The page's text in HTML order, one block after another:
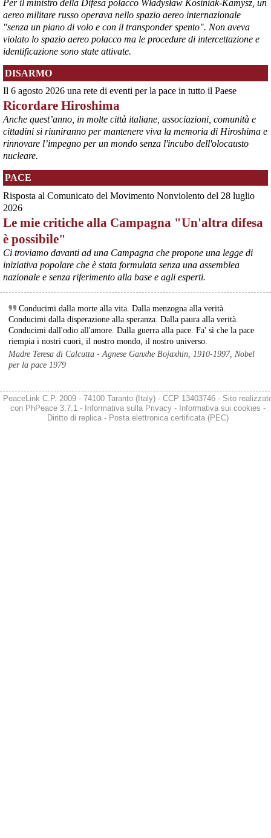
@peacelink - 6/8/2026 21:35
Ultimi cento milioni di euro per l’ex Ilva, poi non saranno più
possibili nuovi aiuti di Stato. Lo ha confermato il ministro Adolfo
Urso durante l’incontro al Mimit con le imprese dell’indotto: la
tranche conclusiva del prestito autorizzato dall’Unione europea
dovrà essere erogata entro il 9 agosto e restituita dal futuro
acquirente.
Fonte: Studio100
#ILVA
@peacelink - 6/8/2026 21:08
Il governatore di Puglia Decaro esce dal vertice al Mimit più
preoccupato di come era entrato, lamentando l’assenza di certezze
sulla procedura di gara e ribadendo la necessità di un ruolo diretto
dello Stato.
Anche il sindaco di Taranto, Bitetti, chiede un piano industriale
chiaro, garanzie sulla salute e strumenti di tutela per i lavoratori
dell’area a freddo. La Provincia parla di un tavolo “senza decisioni”.
Fonte: Cronache Tarantine
#ILVA
@peacelink - 6/8/2026 21:08
cronachetarantine.it/index.php
Il ministro ha ribadito che il Governo applicherà la sentenza, ma
sociale”, tutelando i lavoratori dell’Ilva e dell’indotto e garantendo la
continuità produttiva degli stabilimenti a valle.
Per il ministro della Difesa polacco Władysław Kosiniak-Kamysz, un
aereo militare russo operava nello spazio aereo internazionale
"senza un piano di volo e con il transponder spento". Non aveva
violato lo spazio aereo polacco ma le procedure di intercettazione e
identificazione sono state attivate.
DISARMO
Il 6 agosto 2026 una rete di eventi per la pace in tutto il Paese
Ricordare Hiroshima
Anche quest’anno, in molte città italiane, associazioni, comunità e
cittadini si riuniranno per mantenere viva la memoria di Hiroshima e
rinnovare l’impegno per un mondo senza l'incubo dell'olocausto
nucleare.
PACE
Risposta al Comunicato del Movimento Nonviolento del 28 luglio
2026
Le mie critiche alla Campagna "Un'altra difesa
è possibile"
Ci troviamo davanti ad una Campagna che propone una legge di
iniziativa popolare che è stata formulata senza una assemblea
nazionale e senza riferimento alla base e agli esperti.
Conducimi dalla morte alla vita. Dalla menzogna alla verità.
Conducimi dalla disperazione alla speranza. Dalla paura alla verità.
Conducimi dall'odio all'amore. Dalla guerra alla pace. Fa' sì che la pace
riempia i nostri cuori, il nostro mondo, il nostro universo.
Madre Teresa di Calcutta - Agnese Ganxhe Bojaxhin, 1910-1997, Nobel
per la pace 1979
PeaceLink C.P. 2009 - 74100 Taranto (Italy) - CCP 13403746 - Sito
con PhPeace 3.7.1 - Informativa sulla Privacy- Informativa sui cookies -
Diritto di replica- Posta elettronica certificata (PEC)